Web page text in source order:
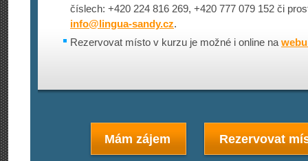
číslech: +420 224 816 269, +420 777 079 152 či
info@lingua-sandy.cz.
Rezervovat místo v kurzu je možné i online na
Mám zájem Rezervovat